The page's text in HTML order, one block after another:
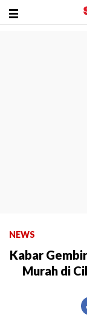
NEWS
Kabar
Murah di